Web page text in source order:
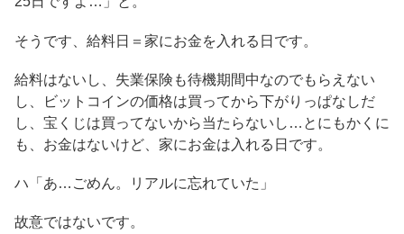
そうです、給料日＝家にお金を入れる日です。
給料はないし、失業保険も待機期間中なのでもらえない
し、ビットコインの価格は買ってから下がりっぱなしだ
し、宝くじは買ってないから当たらないし…とにもかくに
も、お金はないけど、家にお金は入れる日です。
ハ「あ…ごめん。リアルに忘れていた」
故意ではないです。